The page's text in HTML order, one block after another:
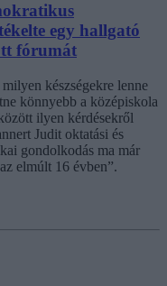
egy hallgató
fórumát
készségekre lenne
könnyebb a középiskola
ilyen kérdésekről
Judit oktatási és
gondolkodás ma már
elmúlt 16 évben”.